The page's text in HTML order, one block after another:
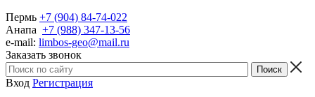
Пермь +7 (904) 84-74-022
Анапа +7 (988) 347-13-56
e-mail: limbos-geo@mail.ru
Заказать звонок
Вход Регистрация